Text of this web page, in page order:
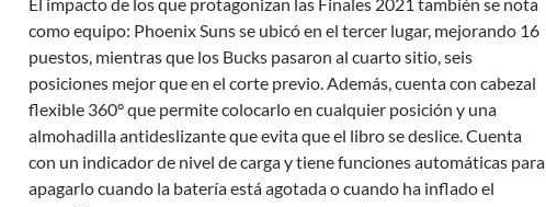
como equipo: Phoenix Suns se ubicó en el tercer lugar, mejorando 16
puestos, mientras que los Bucks pasaron al cuarto sitio, seis
posiciones mejor que en el corte previo. Además, cuenta con cabezal
flexible 360° que permite colocarlo en cualquier posición y una
almohadilla antideslizante que evita que el libro se deslice. Cuenta
con un indicador de nivel de carga y tiene funciones automáticas para
apagarlo cuando la batería está agotada o cuando ha inflado el